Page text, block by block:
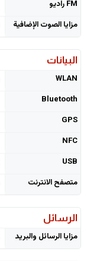
FM راديو
مزايا الصوت الإضافية
البيانات
WLAN
Bluetooth
GPS
NFC
USB
متصفح الانترنت
الرسائل
مزايا الرسائل والبريد